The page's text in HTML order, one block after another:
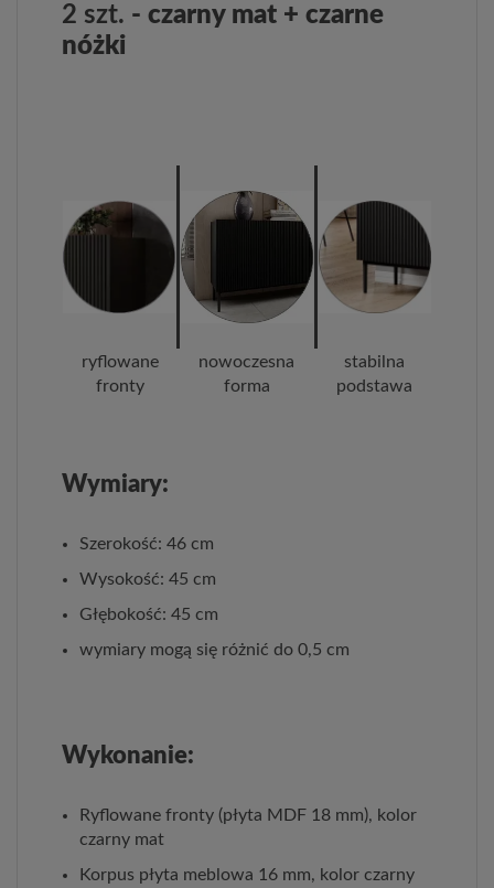
2 szt. - czarny mat + czarne
nóżki
ryflowane
fronty
nowoczesna
forma
stabilna
podstawa
Wymiary:
Szerokość: 46 cm
Wysokość: 45 cm
Głębokość: 45 cm
wymiary mogą się różnić do 0,5 cm
Wykonanie:
Ryflowane fronty (płyta MDF 18 mm), kolor
czarny mat
Korpus płyta meblowa 16 mm, kolor czarny